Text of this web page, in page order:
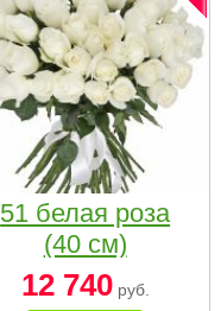
51 белая роза
(40 см)
12 740руб.